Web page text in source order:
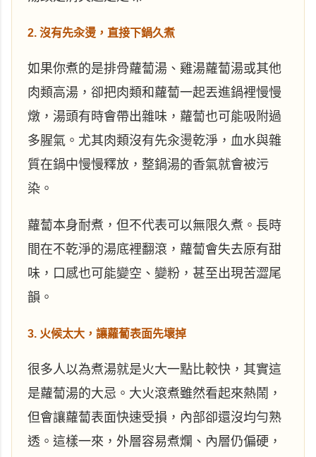
2. 沒有先汆燙，直接下鍋久煮
如果你煮的是排骨蘿蔔湯、雞湯蘿蔔湯或其他
肉類高湯，卻把肉類和蘿蔔一起丟進鍋裡慢慢
燉，湯頭有時會帶出雜味，蘿蔔也可能吸附過
多腥氣。尤其肉類沒有先汆燙乾淨，血水與雜
質在鍋中慢慢釋放，整鍋湯的香氣就會被污
染。
蘿蔔本身耐煮，但不代表可以無限久煮。長時
間在不乾淨的湯底裡翻滾，蘿蔔會失去原有甜
味，口感也可能變空、變粉，甚至出現苦澀尾
韻。
3. 火候太大，讓蘿蔔表面先壞掉
很多人以為煮湯就是火大一點比較快，其實這
是蘿蔔湯的大忌。大火滾煮雖然看起來熱鬧，
但會讓蘿蔔表面快速受損，內部卻還沒均勻熟
透。這樣一來，外層容易煮爛、內層仍偏硬，